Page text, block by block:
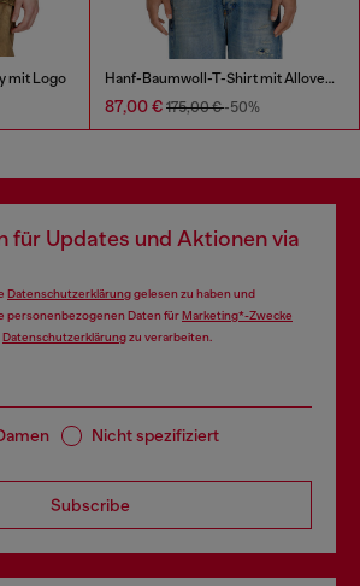
mit Logo Hanf-Baumwoll-T-Shirt mit Allover-Print
87,00 € 175,00 €-50%
für Updates und Aktionen via
Datenschutzerklärunggelesen zu haben und
personenbezogenen Daten fürMarketing*-Zwecke
Datenschutzerklärungzu verarbeiten.
Nicht spezifiziert
Subscribe